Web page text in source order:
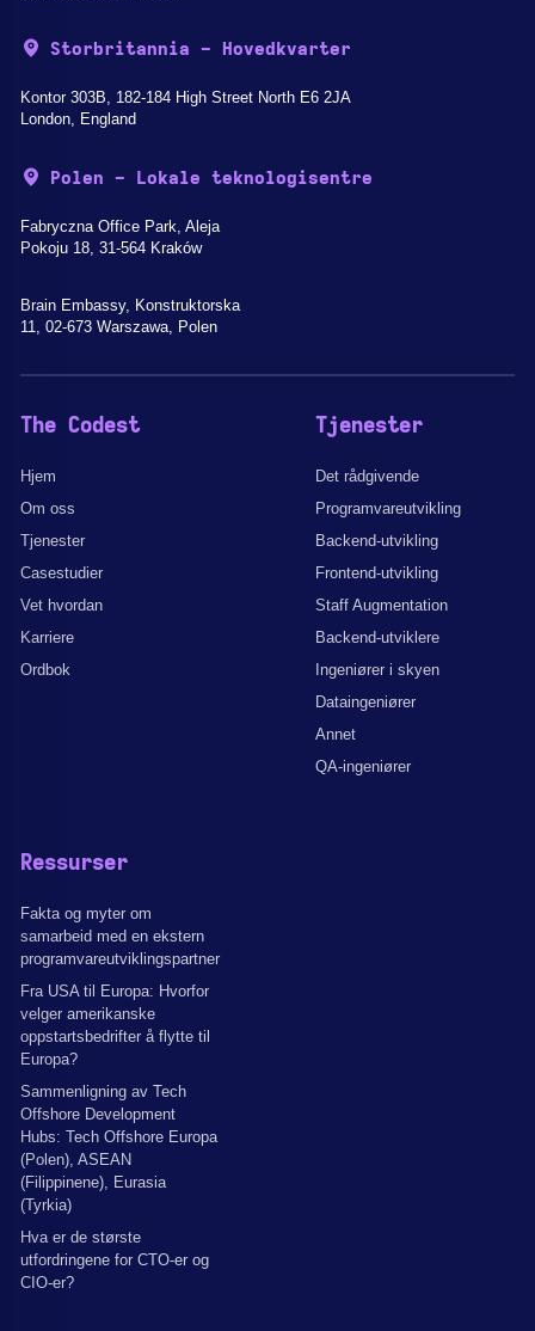
Storbritannia - Hovedkvarter
Kontor 303B, 182-184 High Street North E6 2JA
London, England
Polen - Lokale teknologisentre
Fabryczna Office Park, Aleja
Pokoju 18, 31-564 Kraków
Brain Embassy, Konstruktorska
11, 02-673 Warszawa, Polen
The Codest
Hjem
Om oss
Tjenester
Casestudier
Vet hvordan
Karriere
Ordbok
Tjenester
Det rådgivende
Programvareutvikling
Backend-utvikling
Frontend-utvikling
Staff Augmentation
Backend-utviklere
Ingeniører i skyen
Dataingeniører
Annet
QA-ingeniører
Ressurser
Fakta og myter om
samarbeid med en ekstern
programvareutviklingspartner
Fra USA til Europa: Hvorfor
velger amerikanske
oppstartsbedrifter å flytte til
Europa?
Sammenligning av Tech
Offshore Development
Hubs: Tech Offshore Europa
(Polen), ASEAN
(Filippinene), Eurasia
(Tyrkia)
Hva er de største
utfordringene for CTO-er og
CIO-er?